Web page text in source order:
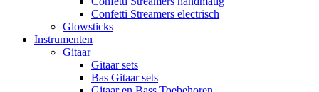
Confetti Streamers electrisch
Glowsticks
Instrumenten
Gitaar
Gitaar sets
Bas Gitaar sets